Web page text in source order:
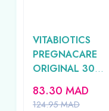
VITABIOTICS
PREGNACARE
ORIGINAL 30
COMPRIMES
124.95MAD
83.30 MAD